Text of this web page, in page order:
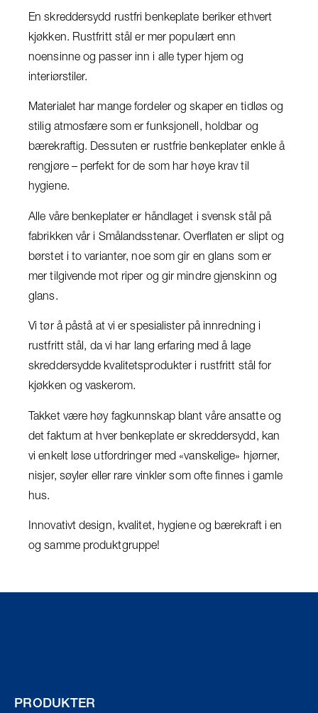
En skreddersydd rustfri benkeplate beriker ethvert
kjøkken. Rustfritt stål er mer populært enn
noensinne og passer inn i alle typer hjem og
interiørstiler.
Materialet har mange fordeler og skaper en tidløs og
stilig atmosfære som er funksjonell, holdbar og
bærekraftig. Dessuten er rustfrie benkeplater enkle å
rengjøre – perfekt for de som har høye krav til
hygiene.
Alle våre benkeplater er håndlaget i svensk stål på
fabrikken vår i Smålandsstenar. Overflaten er slipt og
børstet i to varianter, noe som gir en glans som er
mer tilgivende mot riper og gir mindre gjenskinn og
glans.
Vi tør å påstå at vi er spesialister på innredning i
rustfritt stål, da vi har lang erfaring med å lage
skreddersydde kvalitetsprodukter i rustfritt stål for
kjøkken og vaskerom.
Takket være høy fagkunnskap blant våre ansatte og
det faktum at hver benkeplate er skreddersydd, kan
vi enkelt løse utfordringer med «vanskelige» hjørner,
nisjer, søyler eller rare vinkler som ofte finnes i gamle
hus.
Innovativt design, kvalitet, hygiene og bærekraft i en
og samme produktgruppe!
PRODUKTER